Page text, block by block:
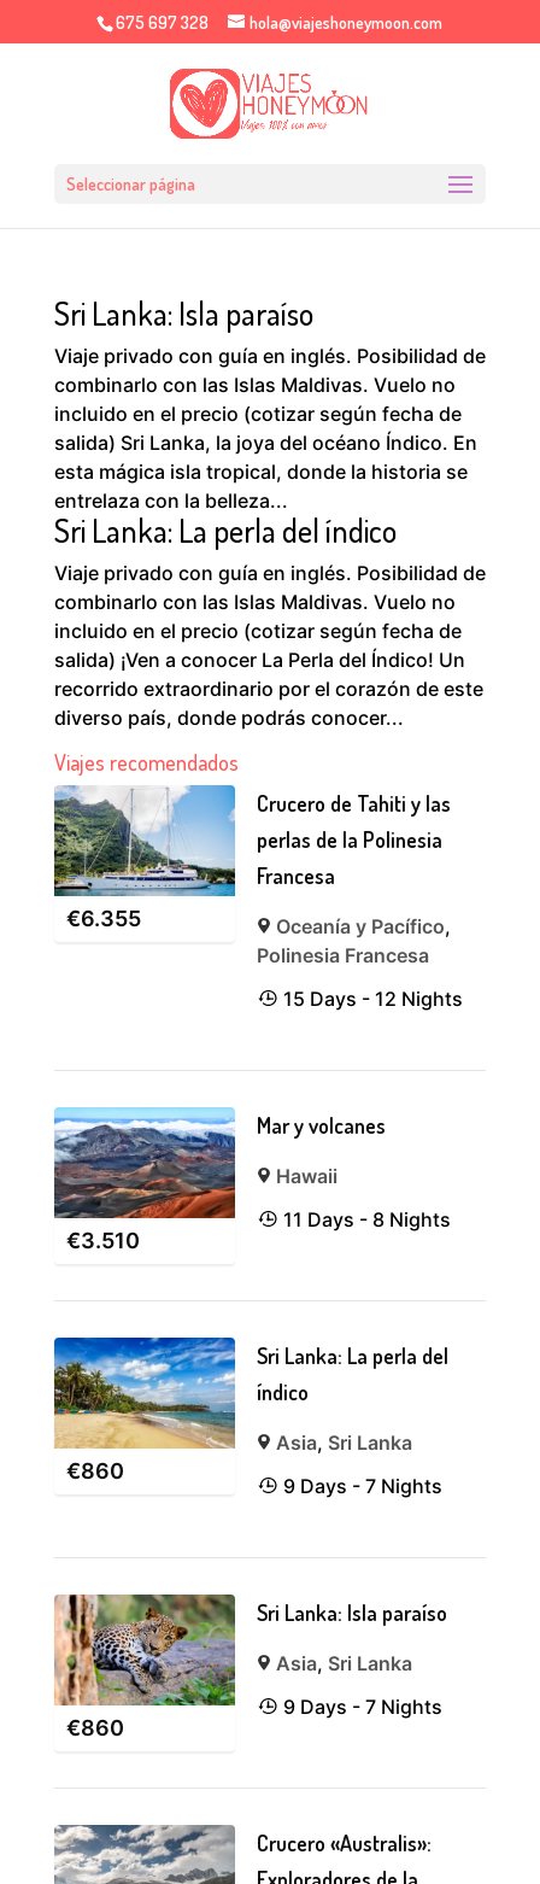
675 697 328 hola@viajeshoneymoon.com
Seleccionar página
Sri Lanka: Isla paraíso
Viaje privado con guía en inglés. Posibilidad de
combinarlo con las Islas Maldivas. Vuelo no
incluido en el precio (cotizar según fecha de
salida) Sri Lanka, la joya del océano Índico. En
esta mágica isla tropical, donde la historia se
entrelaza con la belleza...
Sri Lanka: La perla del índico
Viaje privado con guía en inglés. Posibilidad de
combinarlo con las Islas Maldivas. Vuelo no
incluido en el precio (cotizar según fecha de
salida) ¡Ven a conocer La Perla del Índico! Un
recorrido extraordinario por el corazón de este
diverso país, donde podrás conocer...
Viajes recomendados
€6.355
Crucero de Tahiti y las
perlas de la Polinesia
Francesa
Oceanía y Pacífico,
Polinesia Francesa
15 Days - 12 Nights
€3.510
Mar y volcanes
Hawaii
11 Days - 8 Nights
€860
Sri Lanka: La perla del
índico
Asia, Sri Lanka
9 Days - 7 Nights
€860
Sri Lanka: Isla paraíso
Asia, Sri Lanka
9 Days - 7 Nights
Crucero «Australis»:
Exploradores de la